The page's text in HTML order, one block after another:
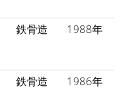
鉄骨造 1988年
鉄骨造 1986年